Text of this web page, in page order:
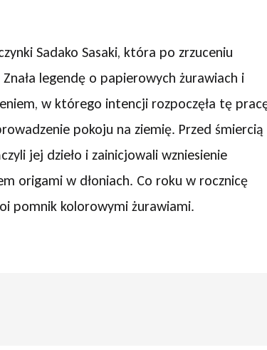
Sadako Sasaki, która po zrzuceniu
legendę o papierowych żurawiach i
w którego intencji rozpoczęła tę
pokoju na ziemię. Przed śmiercią
jej dzieło i zainicjowali wzniesienie
origami w dłoniach. Co roku w rocznicę
pomnik kolorowymi żurawiami.